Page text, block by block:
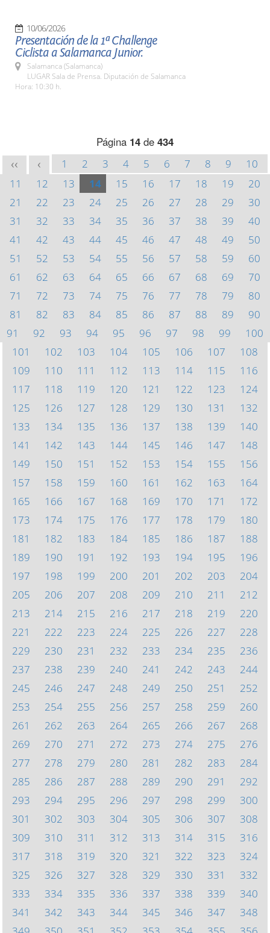
10/06/2026
Presentación de la 1ª Challenge
Ciclista a Salamanca Junior.
Salamanca (Salamanca)
LUGAR Sala de Prensa. Diputación de Salamanca
Hora: 10:30 h.
Página 14 de 434
<< < 1 2 3 4 5 6 7 8 9
10
11
12 13 14 15 16 17 18 19
20
21
22 23 24 25 26 27 28 29
30
31
32 33 34 35 36 37 38 39
40
41
42 43 44 45 46 47 48 49
50
51
52 53 54 55 56 57 58 59
60
61
62 63 64 65 66 67 68 69
70
71
72 73 74 75 76 77 78 79
80
81
82 83 84 85 86 87 88 89
90
91
92 93 94 95 96 97 98 99
100
101
102 103 104 105 106 107
108
109
110 111 112 113 114 115
116
117
118 119 120 121 122 123
124
125
126 127 128 129 130 131
132
133
134 135 136 137 138 139
140
141
142 143 144 145 146 147
148
149
150 151 152 153 154 155
156
157
158 159 160 161 162 163
164
165
166 167 168 169 170 171
172
173
174 175 176 177 178 179
180
181
182 183 184 185 186 187
188
189
190 191 192 193 194 195
196
197
198 199 200 201 202 203
204
205
206 207 208 209 210 211
212
213
214 215 216 217 218 219
220
221
222 223 224 225 226 227
228
229
230 231 232 233 234 235
236
237
238 239 240 241 242 243
244
245
246 247 248 249 250 251
252
253
254 255 256 257 258 259
260
261
262 263 264 265 266 267
268
269
270 271 272 273 274 275
276
277
278 279 280 281 282 283
284
285
286 287 288 289 290 291
292
293
294 295 296 297 298 299
300
301
302 303 304 305 306 307
308
309
310 311 312 313 314 315
316
317
318 319 320 321 322 323
324
325
326 327 328 329 330 331
332
333
334 335 336 337 338 339
340
341
342 343 344 345 346 347
348